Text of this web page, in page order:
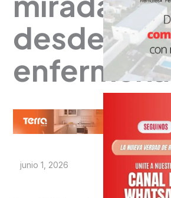
desde
enfermería
junio 1, 2026